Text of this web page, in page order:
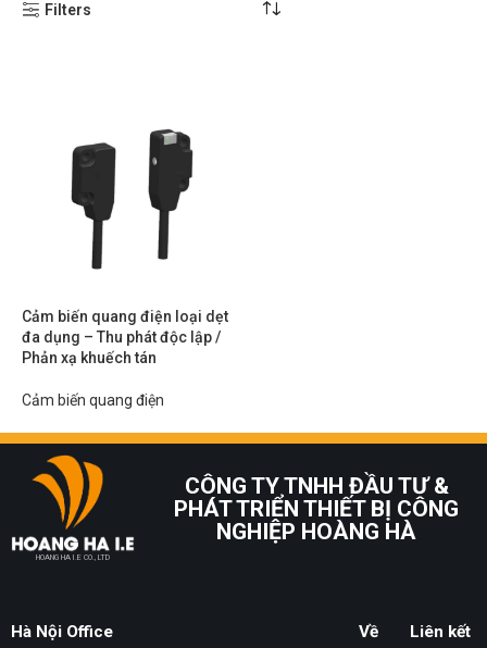
Filters
Cảm biến quang điện loại dẹt
đa dụng – Thu phát độc lập /
Phản xạ khuếch tán
Cảm biến quang điện
HOANG HA I.E CO., LTD
CÔNG TY TNHH ĐẦU TƯ &
PHÁT TRIỂN THIẾT BỊ CÔNG
NGHIỆP HOÀNG HÀ
Hà Nội Office Về Liên kết